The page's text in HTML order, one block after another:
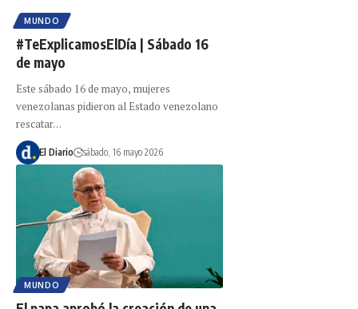
MUNDO
#TeExplicamosElDía | Sábado 16
de mayo
Este sábado 16 de mayo, mujeres
venezolanas pidieron al Estado venezolano
rescatar…
El Diario sábado, 16 mayo 2026
MUNDO